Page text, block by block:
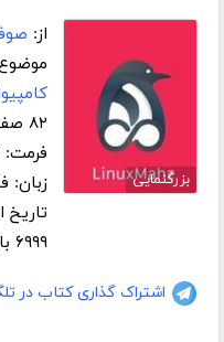
بزرگنمایی
از:
۸۲ صفحه
فرمت: PDF
زبان:
تاریخ
۶۹۹۹ بازدید
اشتراک گذاری کتاب در